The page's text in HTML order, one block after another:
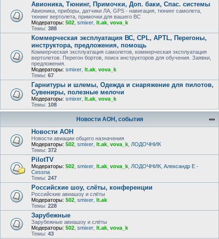
Авионика, Тюнинг, Примочки, Доп. баки, Спас. системы
Авионика, приборы, датчики ЛА, GPS - навигация, тюнинг самолета,
тюнинг вертолета, примочки для вашего ВС
Модераторы: 502 smixer lt.ak vova_k
Темы: 388
Коммерческая эксплуатация ВС, CPL, APTL, Перегоны,
инструктора, предложения, помощь
Коммерческая эксплуатация самолетов, коммерческая эксплуатация
вертолетов. Перегон бортов, поиск инструкторов для обучения. Заявки,
предложения.
Модераторы: smixer lt.ak vova_k
Темы: 67
Гарнитуры и шлемы, Одежда и снаряжение для пилотов,
Сувениры, полезные мелочи
Модераторы: smixer lt.ak vova_k
Темы: 108
Новости АОН, события
Новости АОН
Новости авиации общего назначения
Модераторы: 502 smixer lt.ak vova_k ЛОДОЧНИК
Темы: 372
PilotTV
Модераторы: 502 smixer lt.ak vova_k ЛОДОЧНИК Александр E -
Cessna
Темы: 247
Российские шоу, слёты, конференции
Российские авиашоу и слёты
Модераторы: 502 smixer lt.ak
Темы: 228
Зарубежные
Зарубежные авиашоу и слёты
Модераторы: 502 smixer lt.ak vova_k
Темы: 43